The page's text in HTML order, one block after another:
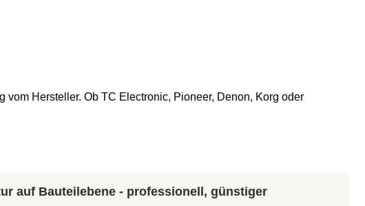
Hersteller. Ob TC Electronic, Pioneer, Denon, Korg oder
auf Bauteilebene - professionell, günstiger